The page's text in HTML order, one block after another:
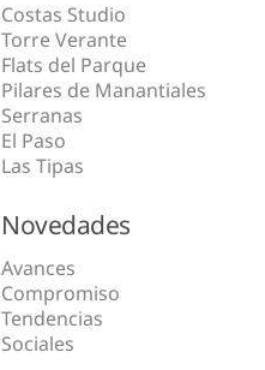
Costas Studio
Torre Verante
Flats del Parque
Pilares de Manantiales
Serranas
El Paso
Las Tipas
Novedades
Avances
Compromiso
Tendencias
Sociales